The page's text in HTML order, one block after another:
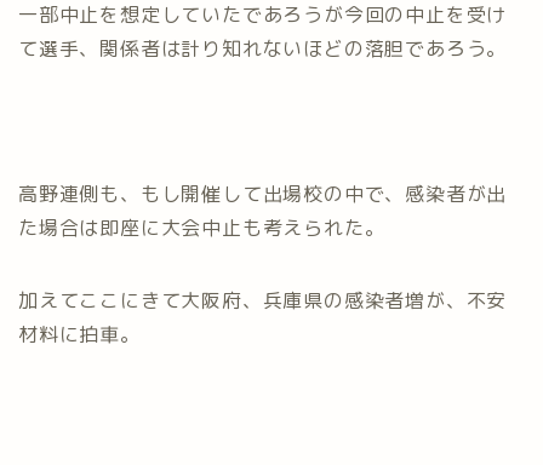
一部中止を想定していたであろうが今回の中止を受け
て選手、関係者は計り知れないほどの落胆であろう。
高野連側も、もし開催して出場校の中で、感染者が出
た場合は即座に大会中止も考えられた。
加えてここにきて大阪府、兵庫県の感染者増が、不安
材料に拍車。